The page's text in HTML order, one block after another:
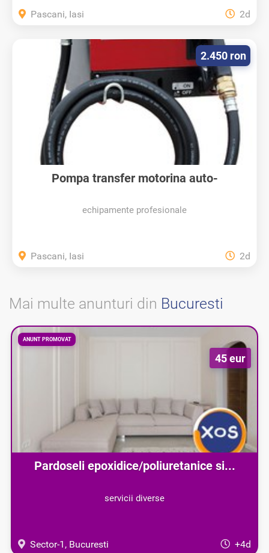
Pascani, Iasi 2d
Pompa transfer motorina auto-
echipamente profesionale
2.450 ron
Pascani, Iasi 2d
Mai multe anunturi din Bucuresti
ANUNT PROMOVAT
Pardoseli epoxidice/poliuretanice si...
servicii diverse
45 eur
Sector-1, Bucuresti +4d